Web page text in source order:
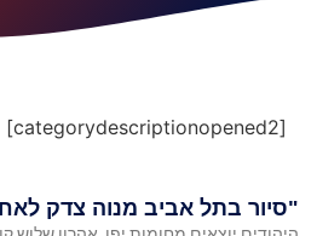
[categorydescriptionopened2]
"סיור בתל אביב מנוה צדק